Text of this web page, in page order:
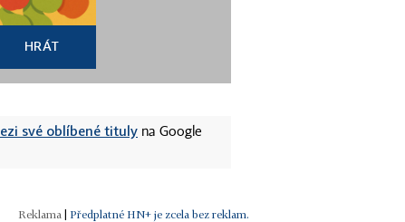
HRÁT
své oblíbené tituly na Google
| Předplatné HN+ je zcela bez reklam.